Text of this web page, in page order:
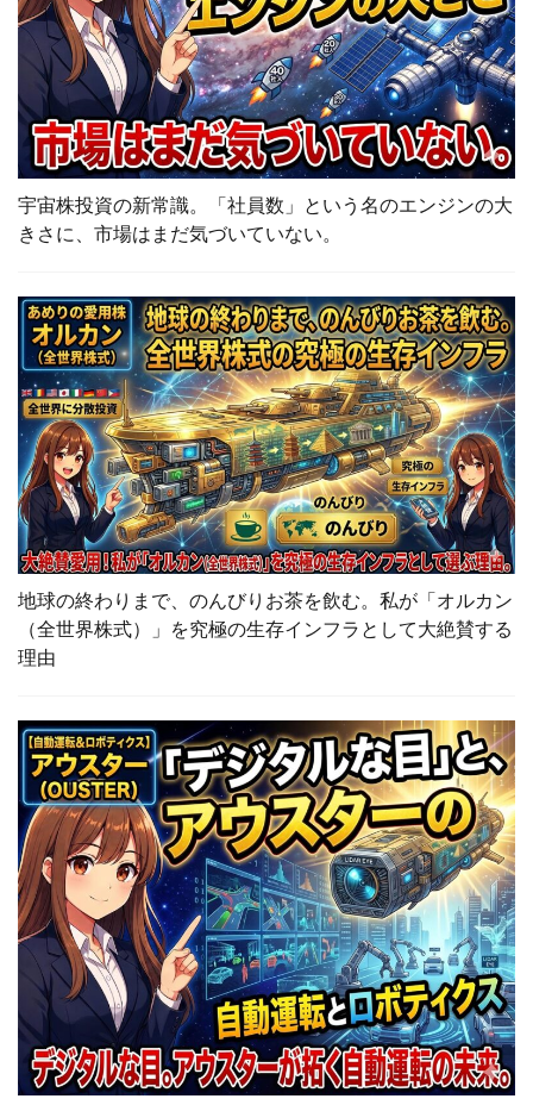
宇宙株投資の新常識。「社員数」という名のエンジンの大
きさに、市場はまだ気づいていない。
地球の終わりまで、のんびりお茶を飲む。私が「オルカン
（全世界株式）」を究極の生存インフラとして大絶賛する
理由